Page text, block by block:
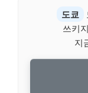
도쿄
쓰키
지